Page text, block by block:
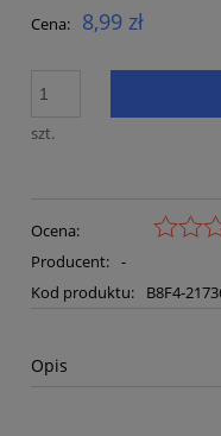
Cena: 8,99 zł
szt.
Ocena:
Producent: -
Kod produktu:
B8F4-
Opis